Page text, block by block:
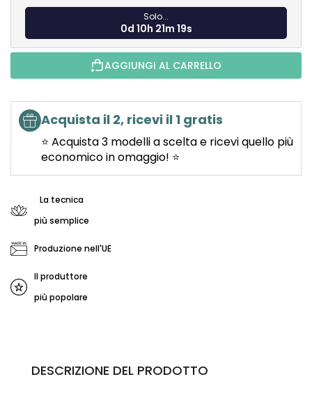
Solo...
0d 10h 21m 19s
AGGIUNGI AL CARRELLO
Acquista il 2, ricevi il 1 gratis
⭐ Acquista 3 modelli a scelta e ricevi quello più
economico in omaggio! ⭐
La tecnica
più semplice
Produzione nell'UE
Il produttore
più popolare
DESCRIZIONE DEL PRODOTTO